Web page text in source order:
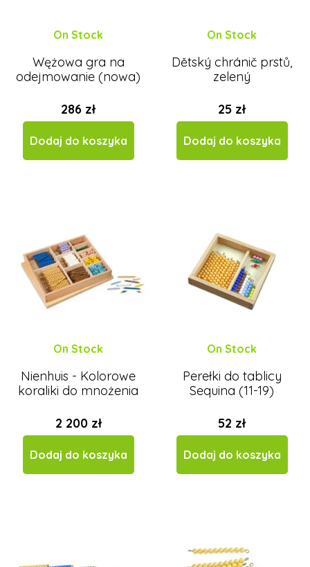
On Stock
Wężowa gra na
odejmowanie (nowa)
286 zł
Dodaj do koszyka
On Stock
Dětský chránič prstů,
zelený
25 zł
Dodaj do koszyka
On Stock
Nienhuis - Kolorowe
koraliki do mnożenia
2 200 zł
Dodaj do koszyka
On Stock
Perełki do tablicy
Sequina (11-19)
52 zł
Dodaj do koszyka